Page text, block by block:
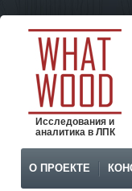
Исследования и
аналитика в ЛПК
О ПРОЕКТЕ